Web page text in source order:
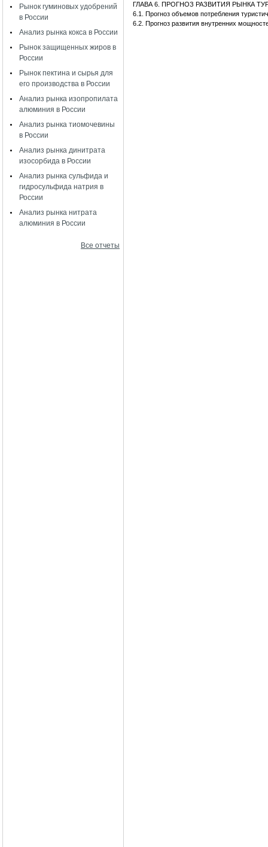
Рынок гуминовых удобрений
в России
Анализ рынка кокса в России
Рынок защищенных жиров в
России
Рынок пектина и сырья для
его производства в России
Анализ рынка изопропилата
алюминия в России
Анализ рынка тиомочевины
в России
Анализ рынка динитрата
изосорбида в России
Анализ рынка сульфида и
гидросульфида натрия в
России
Анализ рынка нитрата
алюминия в России
Все отчеты
ГЛАВА 6. ПРОГНОЗ РАЗВИТИЯ РЫНКА
6.1. Прогноз объемов потребления
6.2. Прогноз развития внутренних